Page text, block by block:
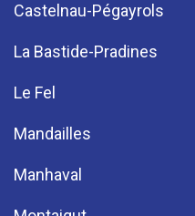
Castelnau-Pégayrols
La Bastide-Pradines
Le Fel
Mandailles
Manhaval